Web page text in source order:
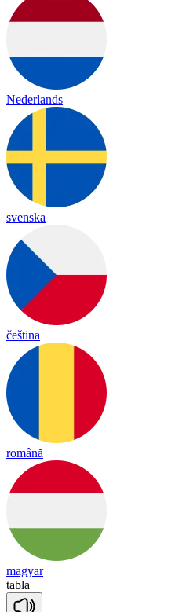
Nederlands
svenska
čeština
română
magyar
tabla